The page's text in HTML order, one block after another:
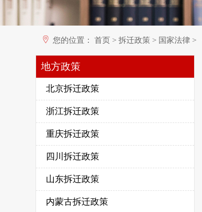
您的位置： 首页 > 拆迁政策 > 国家法律 >
地方政策
北京拆迁政策
浙江拆迁政策
重庆拆迁政策
四川拆迁政策
山东拆迁政策
内蒙古拆迁政策